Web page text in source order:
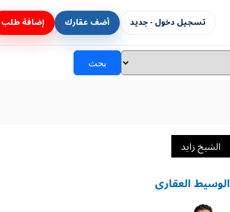
تسجيل دخول - جديد أضف عقارك إضافة طلب
بحث
الشيخ زايد
الوسيط العقارى